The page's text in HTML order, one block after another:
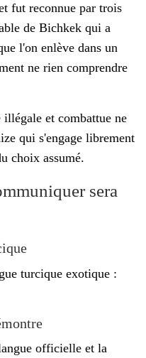
fut reconnue par trois
de Bichkek qui a
l'on enlève dans un
ne rien comprendre
illégale et combattue ne
qui s'engage librement
choix assumé.
sera
turcique exotique :
officielle et la